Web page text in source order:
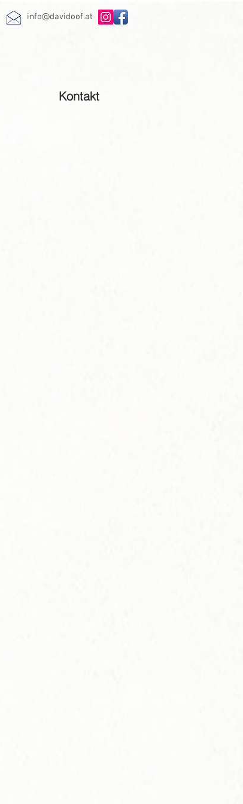
info@davidoof.at
Kontakt